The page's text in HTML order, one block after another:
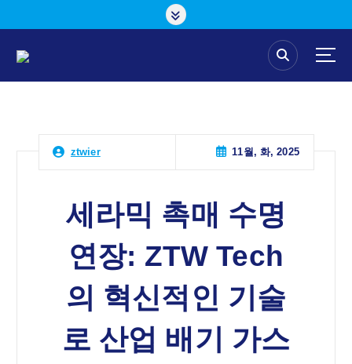
ztwier 11월, 화, 2025
세라믹 촉매 수명
연장: ZTW Tech
의 혁신적인 기술
로 산업 배기 가스